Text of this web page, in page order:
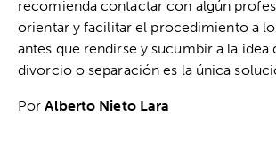
recomienda contactar con algún
orientar y facilitar el procedimiento a
antes que rendirse y sucumbir a la idea
divorcio o separación es la única
PorAlberto Nieto Lara